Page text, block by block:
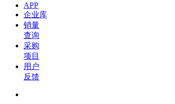
APP
企业库
销量
查询
采购
项目
用户
反馈